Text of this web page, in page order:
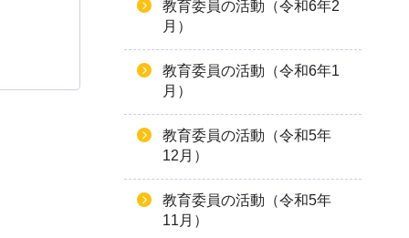
教育委員の活動（令和6年2
月）
教育委員の活動（令和6年1
月）
教育委員の活動（令和5年
12月）
教育委員の活動（令和5年
11月）